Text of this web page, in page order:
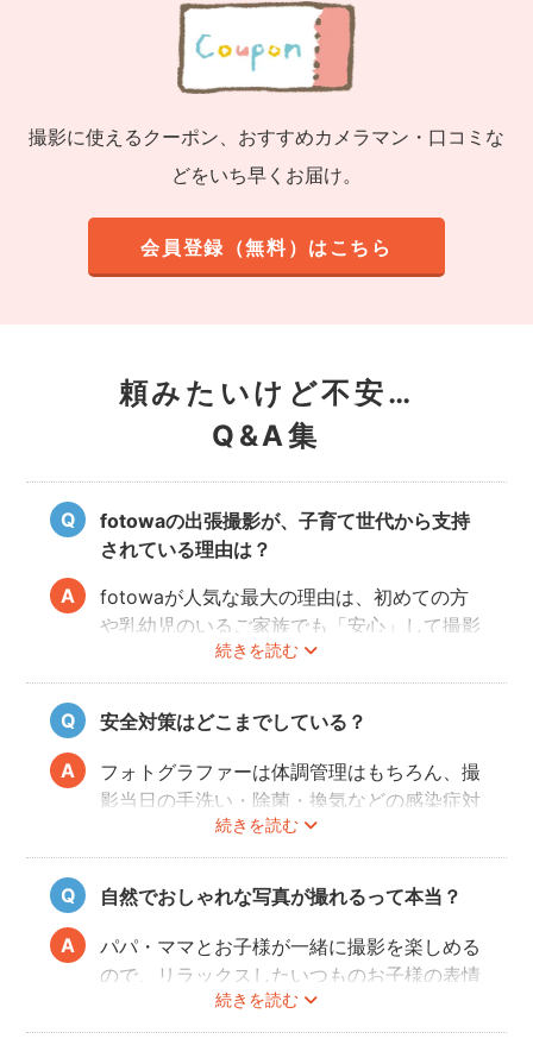
撮影に使えるクーポン、おすすめカメラマン・口コミな
どをいち早くお届け。
会員登録（無料）はこちら
頼みたいけど不安…
Q&A集
fotowaの出張撮影が、子育て世代から支持
されている理由は？
続きを読む
fotowaが人気な最大の理由は、初めての方
や乳幼児のいるご家族でも「安心」して撮影
を楽しんでいただけることです。
厳しい審査を通過した、赤ちゃん・子どもの
扱いに慣れているパパ・ママ世代のカメラマ
ンが全国に多数在籍。
またどのカメラマンでも指名料は一切ござい
ません。分かりやすい料金体系も人気のポイ
安全対策はどこまでしている？
続きを読む
フォトグラファーは体調管理はもちろん、撮
影当日の手洗い・除菌・換気などの感染症対
策や、熱中症予防に努めます。
また、撮影中はご家族のペースに合わせなが
ら、周囲や足元に危険なものがないか注意を
呼び掛けながら進行しますのでご安心くださ
い。
自然でおしゃれな写真が撮れるって本当？
続きを読む
パパ・ママとお子様が一緒に撮影を楽しめる
ので、リラックスしたいつものお子様の表情
を撮影できます。
こども・家族撮影に長けたプロカメラマンの